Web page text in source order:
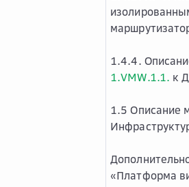
1.4.4.
1.VMW.1.1. к
1.5 Описание
«Платформа